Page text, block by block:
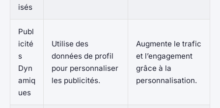
isés
Publ
icité
s
Dyn
amiq
ues
Utilise des
données de profil
pour personnaliser
les publicités.
Augmente le trafic
et l’engagement
grâce à la
personnalisation.